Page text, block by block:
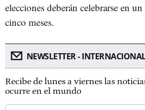
elecciones deberán celebrarse en
cinco meses.
NEWSLETTER -
Recibe de lunes a viernes las
ocurre en el mundo